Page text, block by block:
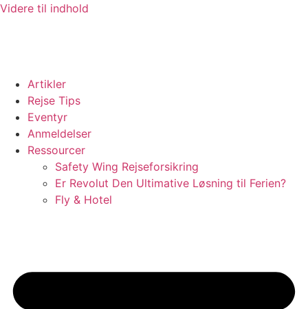
Videre til indhold
Artikler
Rejse Tips
Eventyr
Anmeldelser
Ressourcer
Safety Wing Rejseforsikring
Er Revolut Den Ultimative Løsning til Ferien?
Fly & Hotel